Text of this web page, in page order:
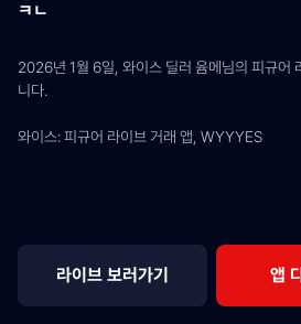
ㅋㄴ
2026년 1월 6일, 와이스 딜러 윰메님의 피규어
니다.
와이스: 피규어 라이브 거래 앱, WYYYES
라이브 보러가기 앱